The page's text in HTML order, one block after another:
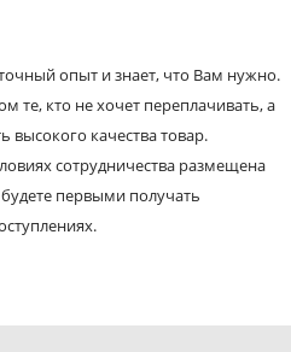
опыт и знает, что Вам нужно.
те, кто не хочет переплачивать, а
высокого качества товар.
сотрудничества размещена
первыми получать